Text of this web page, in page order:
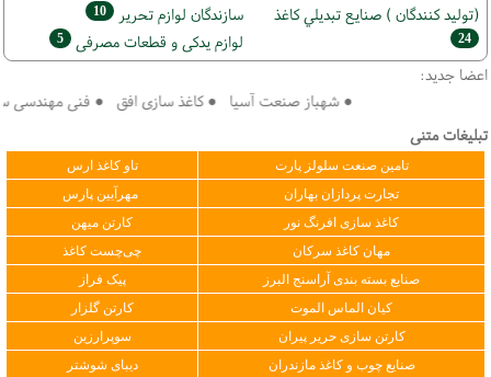
(تولید كنندگان ) صنايع تبديلي كاغذ
24
سازندگان لوازم تحریر 10
لوازم یدکی و قطعات مصرفی 5
اعضا جدید:
● شهباز صنعت آسیا ● کاغذ سازی افق ● فنی مهندسی
تبلیغات متنی
تامین صنعت سلولز پارت
تاو کاغذ ارس
تجارت پردازان بهاران
مهرآیین پارس
کاغذ سازی افرنگ نور
کارتن میهن
مهان کاغذ سرکان
چی‌چست کاغذ
صنایع بسته بندی آراسنج البرز
پیک فراز
کیان الماس الموت
کارتن گلزار
کارتن سازی حریر پیران
سوپرارزین
صنایع چوب و کاغذ مازندران
دیبای شوشتر